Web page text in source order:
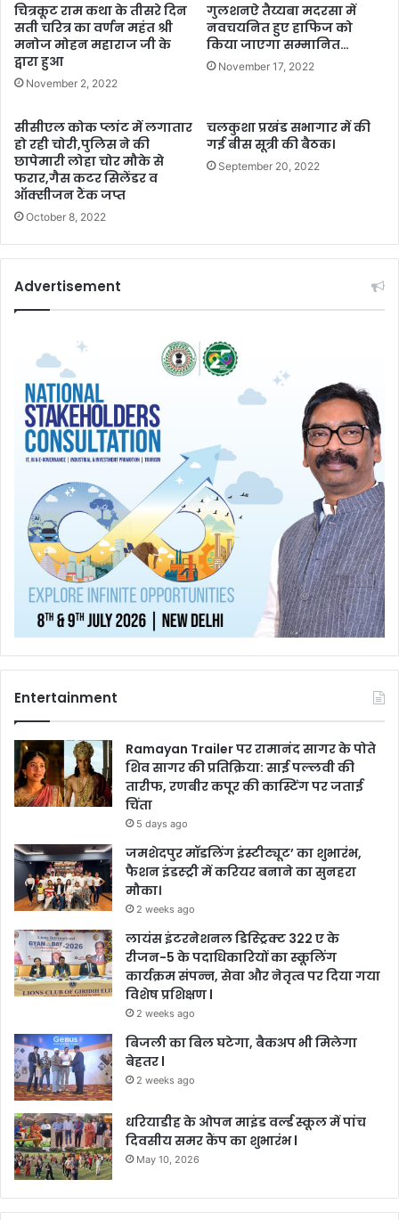
चित्रकूट राम कथा के तीसरे दिन
सती चरित्र का वर्णन महंत श्री
मनोज मोहन महाराज जी के
द्वारा हुआ
November 2, 2022
गुलशनऐ तैय्यबा मदरसा में
नवचयनित हुए हाफिज को
किया जाएगा सम्मानित…
November 17, 2022
सीसीएल कोक प्लांट में लगातार
हो रही चोरी,पुलिस ने की
छापेमारी लोहा चोर मौके से
फरार,गैस कटर सिलेंडर व
ऑक्सीजन टैंक जप्त
October 8, 2022
चलकुशा प्रखंड सभागार में की
गई बीस सूत्री की बैठक।
September 20, 2022
Advertisement
Entertainment
Ramayan Trailer पर रामानंद सागर के पोते
शिव सागर की प्रतिक्रिया: साई पल्लवी की
तारीफ, रणबीर कपूर की कास्टिंग पर जताई
चिंता
5 days ago
जमशेदपुर मॉडलिंग इंस्टीट्यूट’ का शुभारंभ,
फैशन इंडस्ट्री में करियर बनाने का सुनहरा
मौका।
2 weeks ago
लायंस इंटरनेशनल डिस्ट्रिक्ट 322 ए के
रीजन-5 के पदाधिकारियों का स्कूलिंग
कार्यक्रम संपन्न, सेवा और नेतृत्व पर दिया गया
विशेष प्रशिक्षण l
2 weeks ago
बिजली का बिल घटेगा, बैकअप भी मिलेगा
बेहतर l
2 weeks ago
धरियाडीह के ओपन माइंड वर्ल्ड स्कूल में पांच
दिवसीय समर कैंप का शुभारंभ l
May 10, 2026